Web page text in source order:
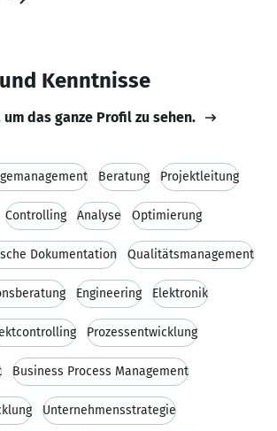
Kenntnisse
das ganze Profil zu sehen.
Beratung Projektleitung
Controlling Analyse Optimierung
Dokumentation Qualitätsmanagement
Engineering Elektronik
Prozessentwicklung
Business Process Management
Unternehmensstrategie